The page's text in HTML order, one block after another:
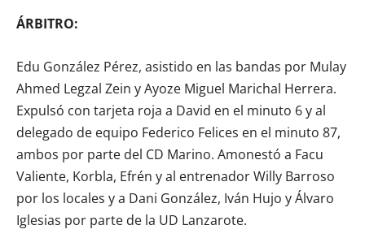
ÁRBITRO:
Edu González Pérez, asistido en las bandas por Mulay
Ahmed Legzal Zein y Ayoze Miguel Marichal Herrera.
Expulsó con tarjeta roja a David en el minuto 6 y al
delegado de equipo Federico Felices en el minuto 87,
ambos por parte del CD Marino. Amonestó a Facu
Valiente, Korbla, Efrén y al entrenador Willy Barroso
por los locales y a Dani González, Iván Hujo y Álvaro
Iglesias por parte de la UD Lanzarote.